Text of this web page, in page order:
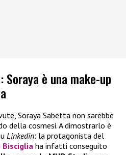
è una make-up
Soraya Sabetta non sarebbe
della cosmesi. A dimostrarlo è
Linkedin: la protagonista del
Bisciglia ha infatti conseguito